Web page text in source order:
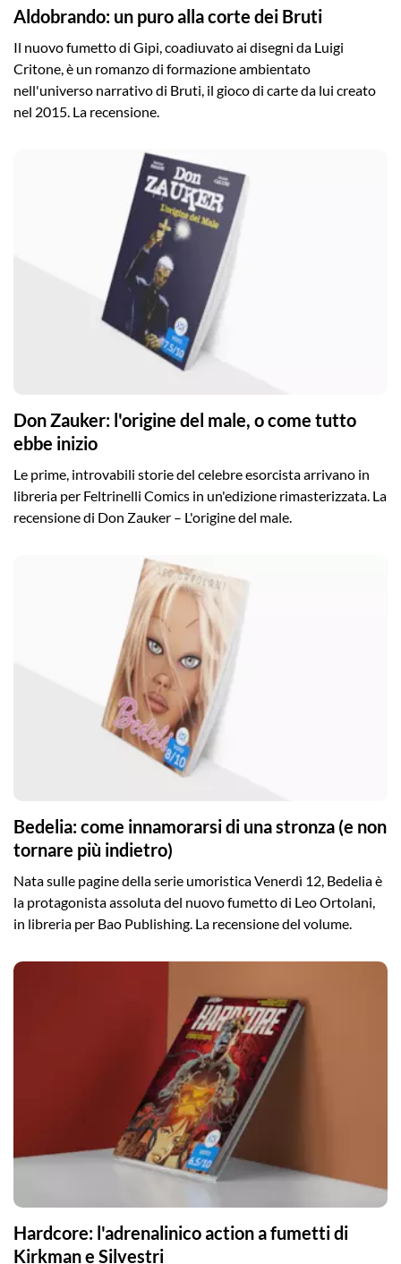
Aldobrando: un puro alla corte dei Bruti
Il nuovo fumetto di Gipi, coadiuvato ai disegni da Luigi
Critone, è un romanzo di formazione ambientato
nell'universo narrativo di Bruti, il gioco di carte da lui creato
nel 2015. La recensione.
Don Zauker: l'origine del male, o come tutto
ebbe inizio
Le prime, introvabili storie del celebre esorcista arrivano in
libreria per Feltrinelli Comics in un'edizione rimasterizzata. La
recensione di Don Zauker – L'origine del male.
Bedelia: come innamorarsi di una stronza (e non
tornare più indietro)
Nata sulle pagine della serie umoristica Venerdì 12, Bedelia è
la protagonista assoluta del nuovo fumetto di Leo Ortolani,
in libreria per Bao Publishing. La recensione del volume.
Hardcore: l'adrenalinico action a fumetti di
Kirkman e Silvestri